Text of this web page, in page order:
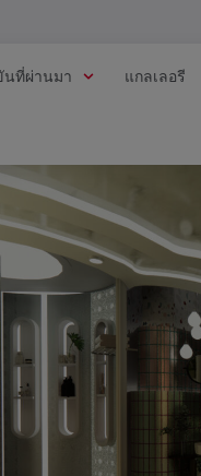
นที่ผ่านมา แกลเลอรี